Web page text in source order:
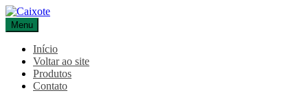
Pular
para
o
conteúdo
Caixote
Blog – Caixote
Menu
Início
Voltar ao site
Produtos
Contato